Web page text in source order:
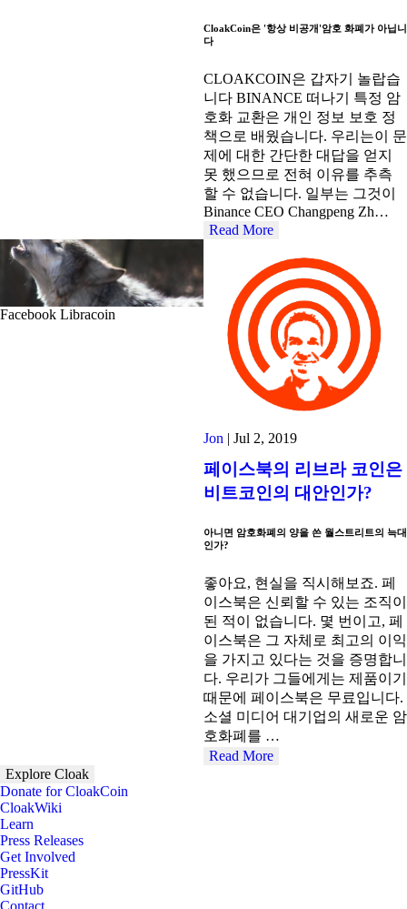
CloakCoin은 '항상 비공개'암호 화폐가 아닙니
다
CLOAKCOIN은 갑자기 놀랍습
니다 BINANCE 떠나기 특정 암
호화 교환은 개인 정보 보호 정
책으로 배웠습니다. 우리는이 문
제에 대한 간단한 대답을 얻지
못 했으므로 전혀 이유를 추측
할 수 없습니다. 일부는 그것이
Binance CEO Changpeng Zh…
Read More
Facebook Libracoin
Jon | Jul 2, 2019
페이스북의 리브라 코인은
비트코인의 대안인가?
아니면 암호화폐의 양을 쓴 월스트리트의 늑대
인가?
좋아요, 현실을 직시해보죠. 페
이스북은 신뢰할 수 있는 조직이
된 적이 없습니다. 몇 번이고, 페
이스북은 그 자체로 최고의 이익
을 가지고 있다는 것을 증명합니
다. 우리가 그들에게는 제품이기
때문에 페이스북은 무료입니다.
소셜 미디어 대기업의 새로운 암
호화폐를 …
Read More
Explore Cloak
Donate for CloakCoin
CloakWiki
Learn
Press Releases
Get Involved
PressKit
GitHub
Contact